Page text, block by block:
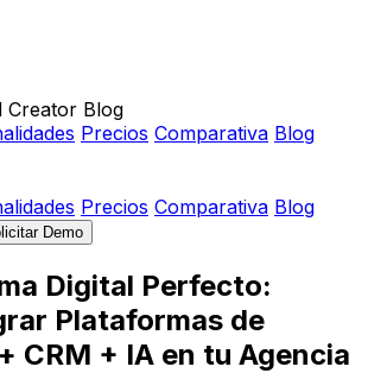
Creator Blog
Precios Comparativa Blog
Precios Comparativa Blog
Demo
Digital Perfecto:
Plataformas de
CRM + IA en tu Agencia